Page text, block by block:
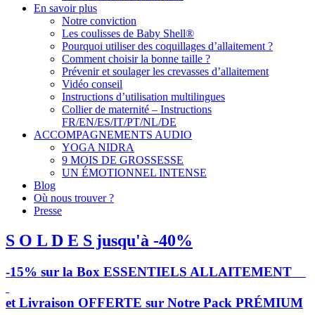
En savoir plus
Notre conviction
Les coulisses de Baby Shell®
Pourquoi utiliser des coquillages d’allaitement ?
Comment choisir la bonne taille ?
Prévenir et soulager les crevasses d’allaitement
Vidéo conseil
Instructions d’utilisation multilingues
Collier de maternité – Instructions
FR/EN/ES/IT/PT/NL/DE
ACCOMPAGNEMENTS AUDIO
YOGA NIDRA
9 MOIS DE GROSSESSE
UN ÉMOTIONNEL INTENSE
Blog
Où nous trouver ?
Presse
S O L D E S jusqu'à -40%
-15% sur la Box ESSENTIELS ALLAITEMENT
et Livraison OFFERTE sur Notre Pack PRÉMIUM